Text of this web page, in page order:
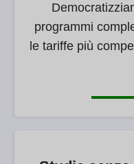
programmi
le tariffe più